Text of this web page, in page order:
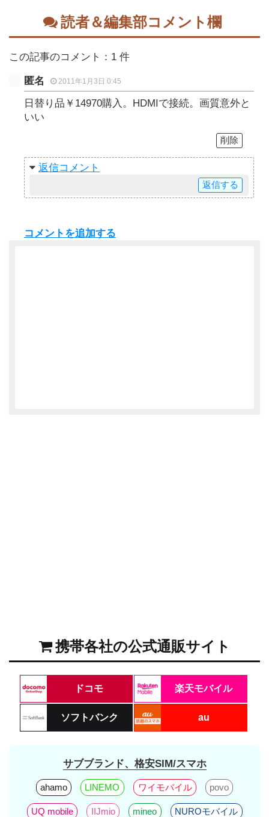
読者＆編集部コメント欄
この記事のコメント：1 件
匿名 2011年1月3日 0:45
日替り品￥14970購入。HDMIで接続。画質意外と
いい
削除
返信
返信
コメントを追加
携帯各社の公式通販サイト
ドコモ 楽天モバイル
ソフトバンク au
サブブランド、格安SIM/スマホ
ahamo LINEMO ワイモバイル povo
UQ mobile IIJmio mineo NUROモバイル